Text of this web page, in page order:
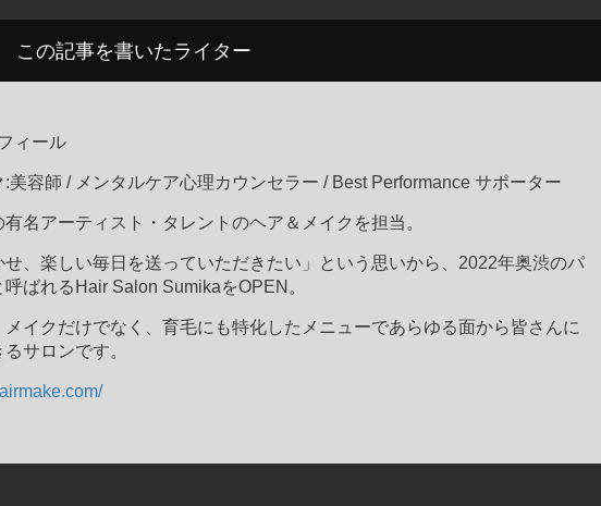
この記事を書いたライター
ィール
美容師 / メンタルケア心理カウンセラー / Best Performance サポーター
名アーティスト・タレントのヘア＆メイクを担当。
せ、楽しい毎日を送っていただきたい」という思いから、2022年奥渋のパ
ばれるHair Salon SumikaをOPEN。
イクだけでなく、育毛にも特化したメニューであらゆる面から皆さんに
サロンです。